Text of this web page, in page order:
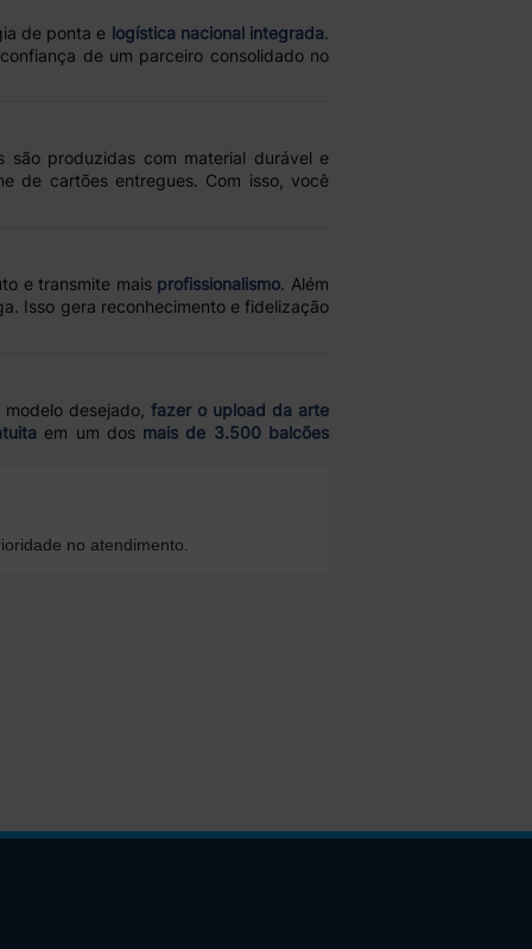
de ponta e logística nacional integrada.
de um parceiro consolidado no
são produzidas com material durável e
de cartões entregues. Com isso, você
e transmite mais profissionalismo. Além
Isso gera reconhecimento e fidelização
desejado, fazer o upload da arte
em um dos mais de 3.500 balcões
no atendimento.